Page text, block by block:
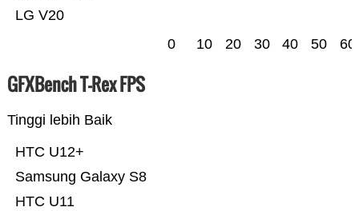
LG V20
0 10 20 30 40 50 60
GFXBench T-Rex FPS
Tinggi lebih Baik
HTC U11
Samsung Galaxy S8
HTC U12+